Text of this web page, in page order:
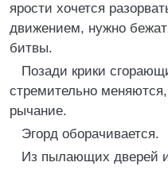
ярости хочется
движением, нужно
битвы.
Позади крики
стремительно
рычание.
Эгорд оборачивается.
Из пылающих дверей